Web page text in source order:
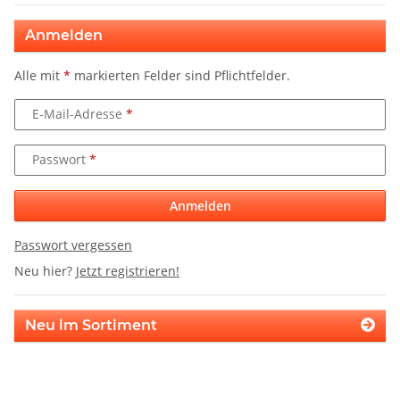
Anmelden
Alle mit * markierten Felder sind Pflichtfelder.
E-Mail-Adresse
Passwort
Anmelden
Passwort vergessen
Neu hier? Jetzt registrieren!
Neu im Sortiment